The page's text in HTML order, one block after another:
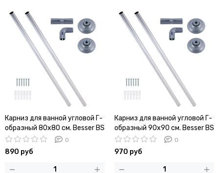
Карниз для ванной угловой Г-
образный 80х80 см. Besser BS
0474H
0
890 руб
Карниз для ванной угловой Г-
образный 90х90 см. Besser BS
0475H
0
970 руб